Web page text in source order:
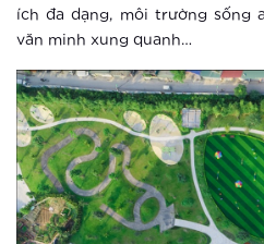
ích đa dạng, môi trường sống
văn minh xung quanh…
nghiệm
Hào hứng với
tại Vinhomes
Xem thêm
Ứng dụng AI